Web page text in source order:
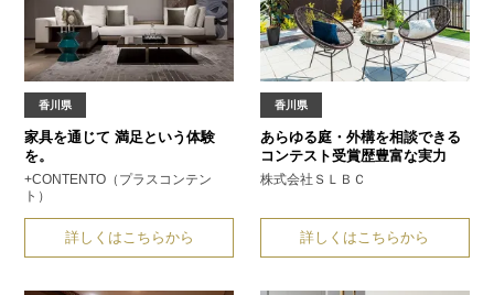
香川県
家具を通じて 満足という体験
を。
+CONTENTO（プラスコンテン
ト）
詳しくはこちらから
香川県
あらゆる庭・外構を相談できる
コンテスト受賞歴豊富な実力
株式会社ＳＬＢＣ
詳しくはこちらから